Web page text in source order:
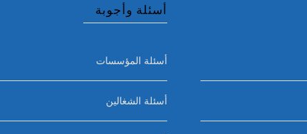
أسئلة وأجوبة
أسئلة المؤسسات
أسئلة الشغالين